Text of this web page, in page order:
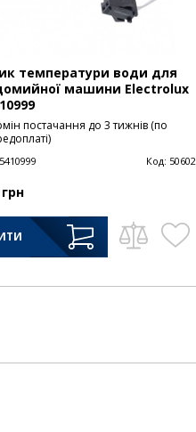
температури води для
машини Electrolux
постачання до 3 тижнів (по
Код: 50602
грн